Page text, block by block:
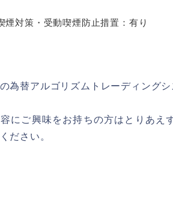
煙対策・受動喫煙防止措置：有り
為替アルゴリズムトレーディング
にご興味をお持ちの方はとりあえ
ださい。